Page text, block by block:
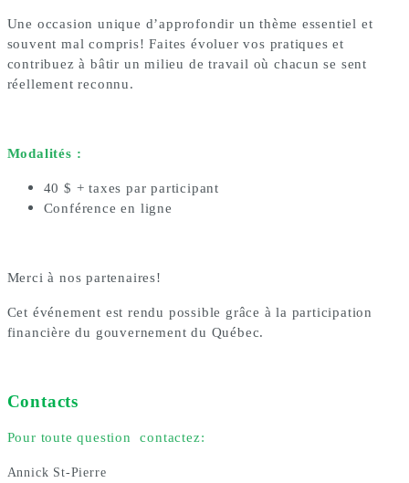
Une occasion unique d’approfondir un thème essentiel et
souvent mal compris! Faites évoluer vos pratiques et
contribuez à bâtir un milieu de travail où chacun se sent
réellement reconnu.
Modalités :
40 $ + taxes par participant
Conférence en ligne
Merci à nos partenaires!
Cet événement est rendu possible grâce à la participation
financière du gouvernement du Québec.
Contacts
Pour toute question contactez:
Annick St-Pierre